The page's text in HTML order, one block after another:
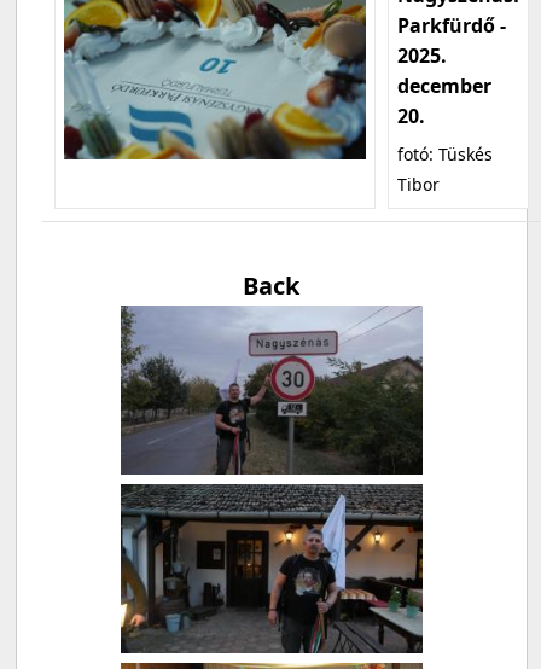
Parkfürdő -
2025.
december
20.
fotó: Tüskés
Tibor
Back